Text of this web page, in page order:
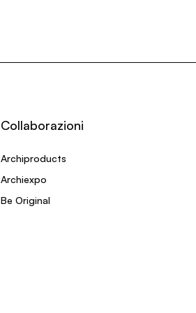
Collaborazioni
Archiproducts
Archiexpo
Be Original